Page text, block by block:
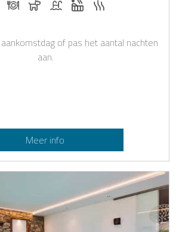
of pas het aantal nachten
aan.
Meer info